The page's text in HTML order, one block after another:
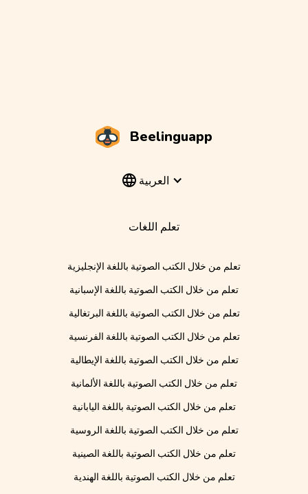
Beelinguapp
العربية
تعلم اللغات
تعلم من خلال الكتب الصوتية باللغة الإنجليزية
تعلم من خلال الكتب الصوتية باللغة الإسبانية
تعلم من خلال الكتب الصوتية باللغة البرتغالية
تعلم من خلال الكتب الصوتية باللغة الفرنسية
تعلم من خلال الكتب الصوتية باللغة الإيطالية
تعلم من خلال الكتب الصوتية باللغة الألمانية
تعلم من خلال الكتب الصوتية باللغة اليابانية
تعلم من خلال الكتب الصوتية باللغة الروسية
تعلم من خلال الكتب الصوتية باللغة الصينية
تعلم من خلال الكتب الصوتية باللغة الهندية